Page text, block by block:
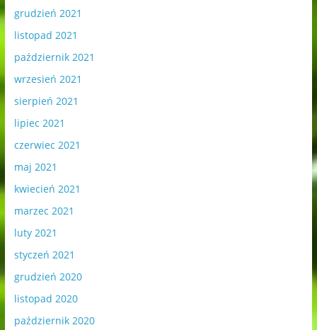
grudzień 2021
listopad 2021
październik 2021
wrzesień 2021
sierpień 2021
lipiec 2021
czerwiec 2021
maj 2021
kwiecień 2021
marzec 2021
luty 2021
styczeń 2021
grudzień 2020
listopad 2020
październik 2020